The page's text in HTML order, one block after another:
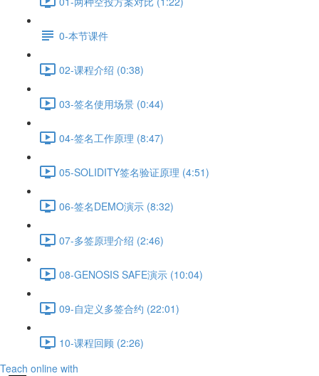
0-本节课件
02-课程介绍 (0:38)
03-签名使用场景 (0:44)
04-签名工作原理 (8:47)
05-SOLIDITY签名验证原理 (4:51)
06-签名DEMO演示 (8:32)
07-多签原理介绍 (2:46)
08-GENOSIS SAFE演示 (10:04)
09-自定义多签合约 (22:01)
10-课程回顾 (2:26)
Teach online with